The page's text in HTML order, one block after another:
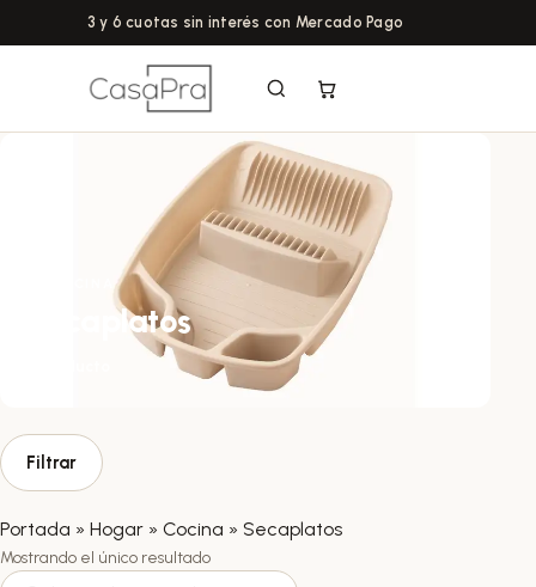
3 y 6 cuotas sin interés con Mercado Pago
Secaplatos
Filtrar
Portada » Hogar » Cocina » Secaplatos
Mostrando el único resultado